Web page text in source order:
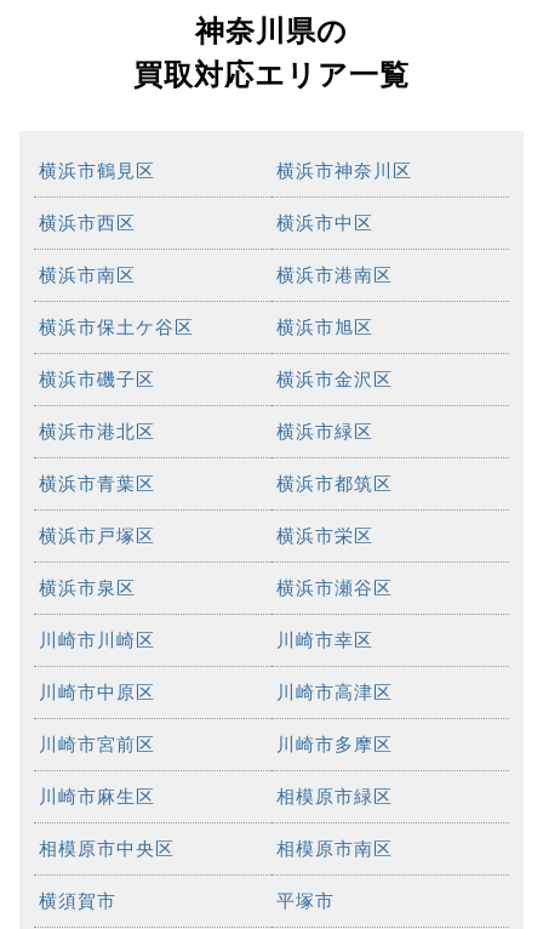
神奈川県の
買取対応エリア一覧
横浜市鶴見区 横浜市神奈川区
横浜市西区 横浜市中区
横浜市南区 横浜市港南区
横浜市保土ケ谷区 横浜市旭区
横浜市磯子区 横浜市金沢区
横浜市港北区 横浜市緑区
横浜市青葉区 横浜市都筑区
横浜市戸塚区 横浜市栄区
横浜市泉区 横浜市瀬谷区
川崎市川崎区 川崎市幸区
川崎市中原区 川崎市高津区
川崎市宮前区 川崎市多摩区
川崎市麻生区 相模原市緑区
相模原市中央区 相模原市南区
横須賀市 平塚市